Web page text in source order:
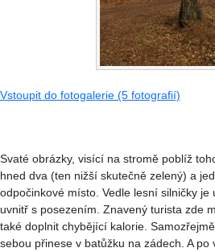
Vstoupit do fotogalerie (5 fotografií)
Svaté obrázky, visící na stromě poblíž
hned dva (ten nižší skutečně zelený) a
odpočinkové místo. Vedle lesní silničky je
uvnitř s posezením. Znavený turista zde
také doplnit chybějící kalorie.
sebou přinese v batůžku na zádech. A